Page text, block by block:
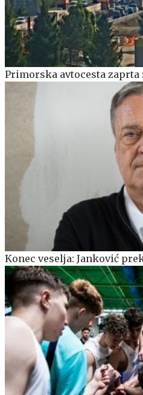
Primorska avtocesta
Konec veselja: Janković